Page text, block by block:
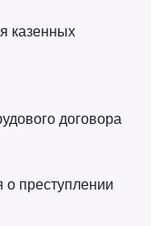
казенных
договора
преступлении